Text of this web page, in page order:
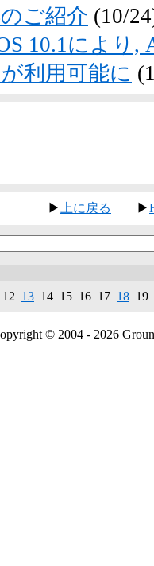
ご紹介 (10/
10.1により,
利用可能に
▶ 上に戻る ▶
12 13 14 15 16 17 18
© 2004 - 2026